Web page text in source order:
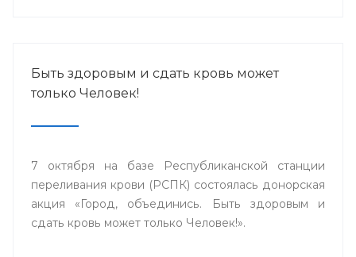
Быть здоровым и сдать кровь может
только Человек!
7 октября на базе Республиканской станции
переливания крови (РСПК) состоялась донорская
акция «Город, объединись. Быть здоровым и
сдать кровь может только Человек!».